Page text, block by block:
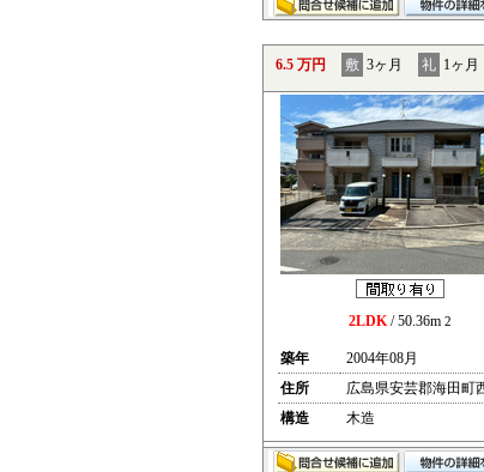
6.5 万円 敷 3ヶ月 礼 1ヶ月
2LDK/ 50.36m 2
築年
2004年08月
住所
広島県安芸郡海田町
構造
木造